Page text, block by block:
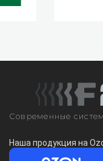
Современные
Наша продукция на